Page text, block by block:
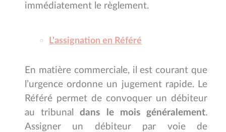
immédiatement le règlement.
L'assignation en Référé
En matière commerciale, il est courant que
l’urgence ordonne un jugement rapide. Le
Référé permet de convoquer un débiteur
au tribunaldans le mois généralement.
Assigner un débiteur par voie de